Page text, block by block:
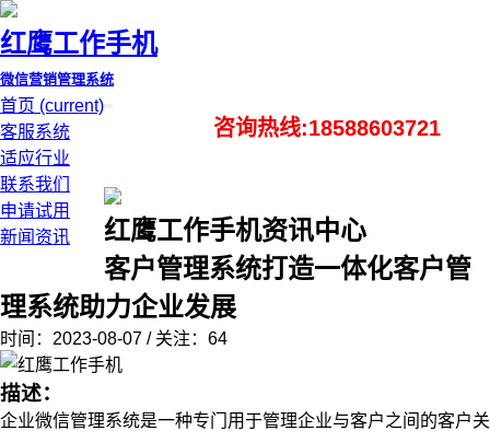
红鹰工作手机
微信营销管理系统
首页 (current)
客服系统
适应行业
联系我们
申请试用
新闻资讯
咨询热线:18588603721
红鹰工作手机资讯中心
客户管理系统打造一体化客户管
理系统助力企业发展
时间：2023-08-07 / 关注：64
描述：
企业微信管理系统是一种专门用于管理企业与客户之间的客户关